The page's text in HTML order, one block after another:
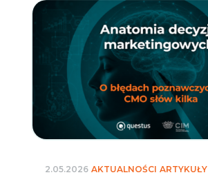
2.05.2026 AKTUALNOŚCI ARTYKUŁY